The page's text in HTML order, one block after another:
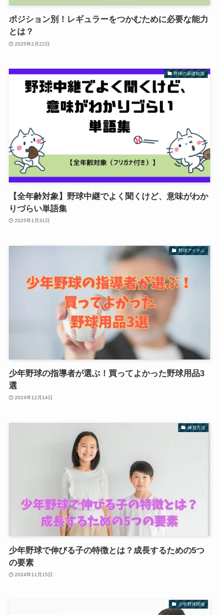
ポジション別！レギュラーをつかむために必要な能力
とは？
2025年2月22日
野球の基礎知識
【全年齢対象】野球中継でよく聞くけど、意味がわか
りづらい単語集
2025年1月31日
野球アイテム
少年野球の指導者が選ぶ！買ってよかった野球用品3
選
2024年12月14日
練習方法
少年野球で伸びる子の特徴とは？成長するための5つ
の要素
2024年11月15日
少年野球関連